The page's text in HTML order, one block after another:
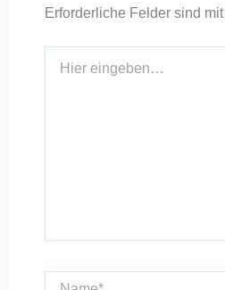
Erforderliche Felder sind mit
eingeben…
Name*